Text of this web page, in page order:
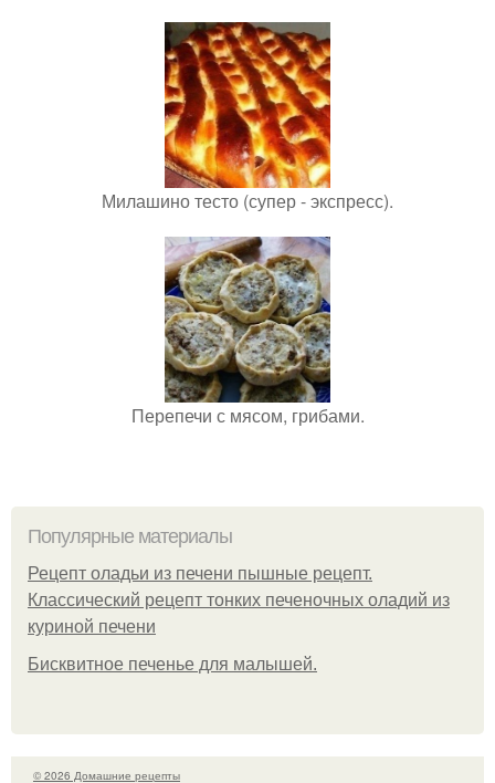
Милашино тесто (супер - экспресс).
Перепечи с мясом, грибами.
Популярные материалы
Рецепт оладьи из печени пышные рецепт.
Классический рецепт тонких печеночных оладий из
куриной печени
Бисквитное печенье для малышей.
© 2026 Домашние рецепты